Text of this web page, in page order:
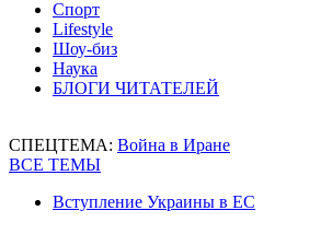
Спорт
Lifestyle
Шоу-биз
Наука
БЛОГИ ЧИТАТЕЛЕЙ
СПЕЦТЕМА: Война в Иране
ВСЕ ТЕМЫ
Вступление Украины в ЕС